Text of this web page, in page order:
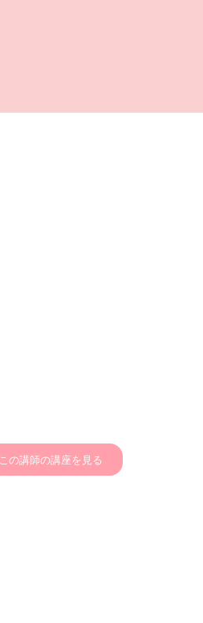
この講師の講座を見る